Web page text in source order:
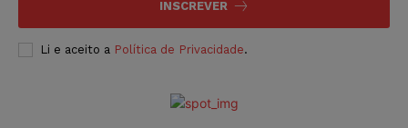
INSCREVER
Li e aceito a Política de Privacidade.